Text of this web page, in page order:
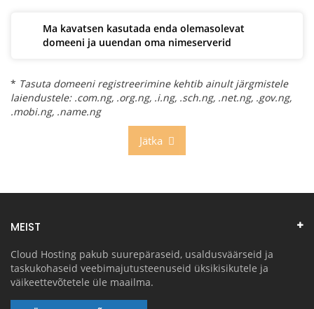
Ma kavatsen kasutada enda olemasolevat
domeeni ja uuendan oma nimeserverid
* Tasuta domeeni registreerimine kehtib ainult järgmistele
laiendustele: .com.ng, .org.ng, .i.ng, .sch.ng, .net.ng, .gov.ng,
.mobi.ng, .name.ng
MEIST
Cloud Hosting pakub suurepäraseid, usaldusväärseid ja
taskukohaseid veebimajutusteenuseid üksikisikutele ja
väikeettevõtetele üle maailma.